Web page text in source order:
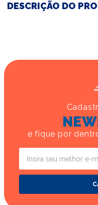
DESCRIÇÃO DO
e fique por